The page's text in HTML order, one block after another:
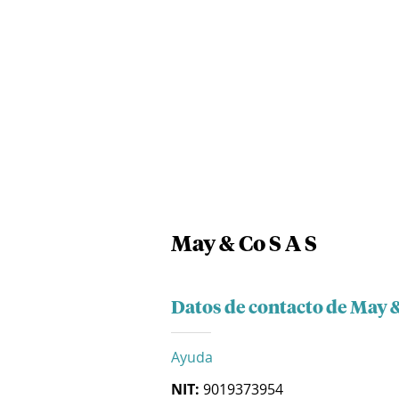
May & Co S A S
Datos de contacto de May &
Ayuda
NIT: 9019373954